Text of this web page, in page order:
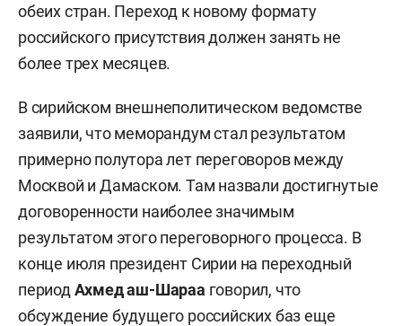
обеих стран. Переход к новому формату
российского присутствия должен занять не
более трех месяцев.
В сирийском внешнеполитическом ведомстве
заявили, что меморандум стал результатом
примерно полутора лет переговоров между
Москвой и Дамаском. Там назвали достигнутые
договоренности наиболее значимым
результатом этого переговорного процесса. В
конце июля президент Сирии на переходный
период Ахмед аш-Шараа говорил, что
обсуждение будущего российских баз еще